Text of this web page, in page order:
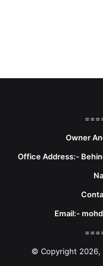
Owner
Office Address:-
Email:-
© Copyright 2026,